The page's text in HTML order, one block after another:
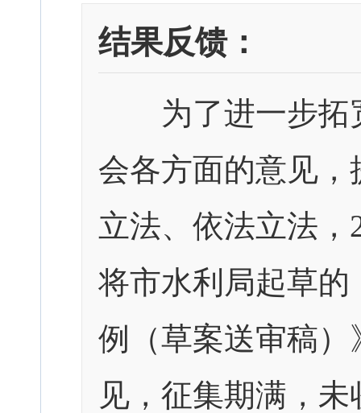
结果反馈：
为了进一步拓
会各方面的意见
立法、依法立法，
将市水利局起草
例（草案送审稿
见，征集期满，